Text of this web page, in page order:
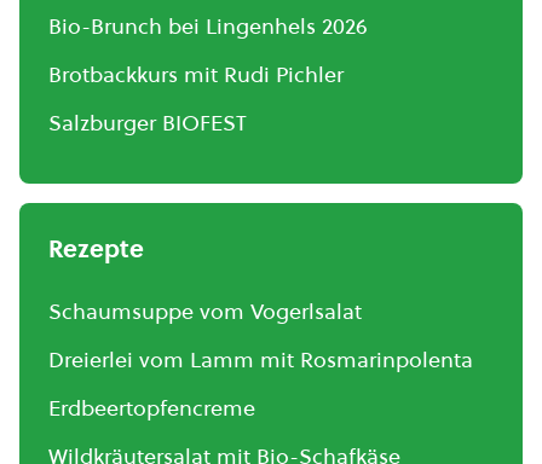
Bio-Brunch bei Lingenhels 2026
Brotbackkurs mit Rudi Pichler
Salzburger BIOFEST
Rezepte
Schaumsuppe vom Vogerlsalat
Dreierlei vom Lamm mit Rosmarinpolenta
Erdbeertopfencreme
Wildkräutersalat mit Bio-Schafkäse